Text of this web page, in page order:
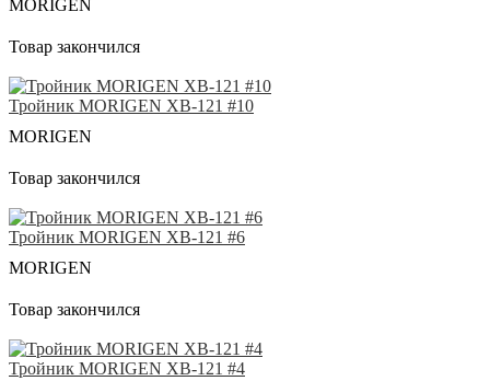
MORIGEN
Товар закончился
Тройник MORIGEN XB-121 #10
MORIGEN
Товар закончился
Тройник MORIGEN XB-121 #6
MORIGEN
Товар закончился
Тройник MORIGEN XB-121 #4